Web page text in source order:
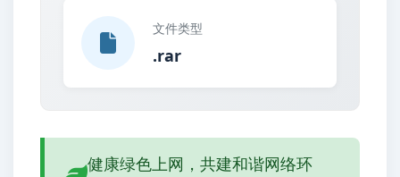
文件类型
.rar
健康绿色上网，共建和谐网络环